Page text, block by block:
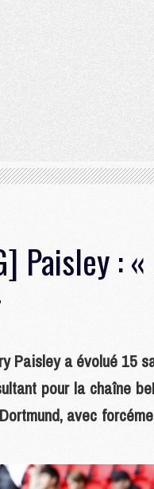
Paisley :
Paisley a évolué 15
pour la chaîne
avec